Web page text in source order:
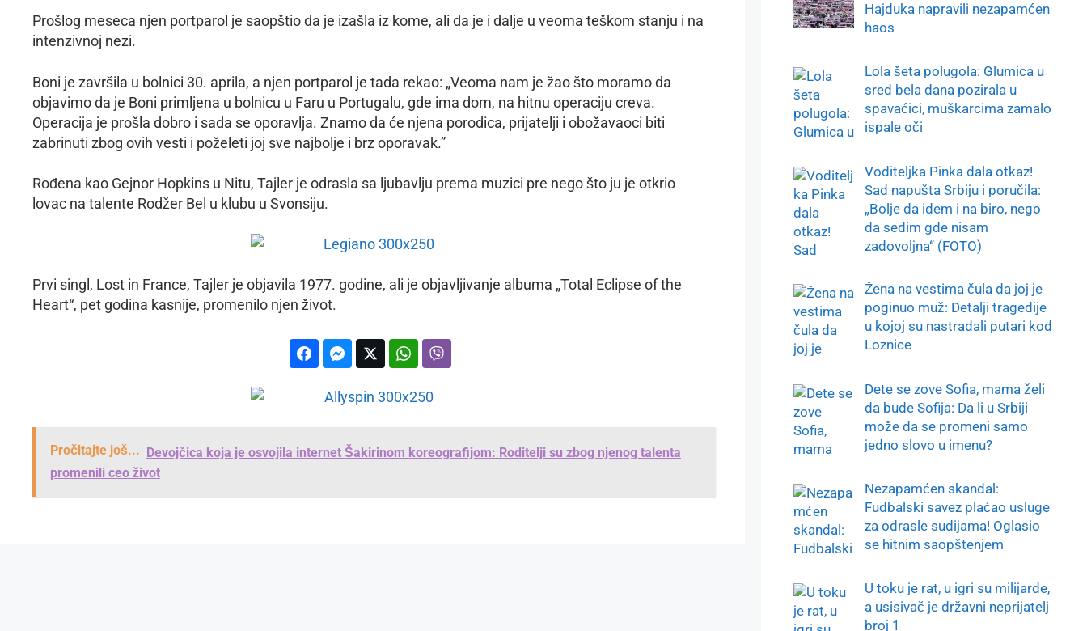
Prošlog meseca njen portparol je saopštio da je izašla iz kome, ali da je i dalje u veoma teškom stanju i na
intenzivnoj nezi.
Boni je završila u bolnici 30. aprila, a njen portparol je tada rekao: „Veoma nam je žao što moramo da
objavimo da je Boni primljena u bolnicu u Faru u Portugalu, gde ima dom, na hitnu operaciju creva.
Operacija je prošla dobro i sada se oporavlja. Znamo da će njena porodica, prijatelji i obožavaoci biti
zabrinuti zbog ovih vesti i poželeti joj sve najbolje i brz oporavak.”
Rođena kao Gejnor Hopkins u Nitu, Tajler je odrasla sa ljubavlju prema muzici pre nego što ju je otkrio
lovac na talente Rodžer Bel u klubu u Svonsiju.
Prvi singl, Lost in France, Tajler je objavila 1977. godine, ali je objavljivanje albuma „Total Eclipse of the
Heart“, pet godina kasnije, promenilo njen život.
Pročitajte još...
Devojčica koja je osvojila internet Šakirinom koreografijom: Roditelji su zbog njenog talenta
promenili ceo život
Hajduka napravili nezapamćen
haos
Lola šeta polugola: Glumica u
sred bela dana pozirala u
spavaćici, muškarcima zamalo
ispale oči
Voditeljka Pinka dala otkaz!
Sad napušta Srbiju i poručila:
„Bolje da idem i na biro, nego
da sedim gde nisam
zadovoljna“ (FOTO)
Žena na vestima čula da joj je
poginuo muž: Detalji tragedije
u kojoj su nastradali putari kod
Loznice
Dete se zove Sofia, mama želi
da bude Sofija: Da li u Srbiji
može da se promeni samo
jedno slovo u imenu?
Nezapamćen skandal:
Fudbalski savez plaćao usluge
za odrasle sudijama! Oglasio
se hitnim saopštenjem
U toku je rat, u igri su milijarde,
a usisivač je državni neprijatelj
broj 1